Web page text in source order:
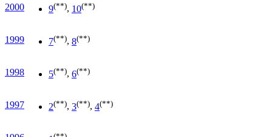
2000 9(**), 10(**)
1999 7(**), 8(**)
1998 5(**), 6(**)
1997 2(**), 3(**), 4(**)